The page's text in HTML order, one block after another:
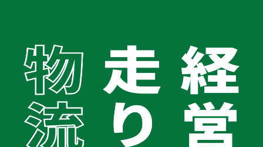
会社概要
経営理念
代表メッセージ
グループ企業
健康宣言2025
冷凍アルミウイングリースバック